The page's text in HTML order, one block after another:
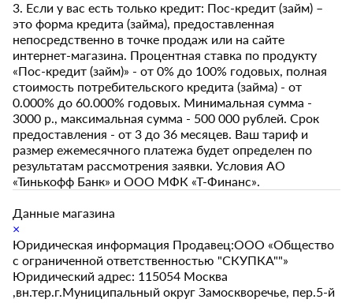
3. Если у вас есть только кредит: Пос-кредит (займ) –
это форма кредита (займа), предоставленная
непосредственно в точке продаж или на сайте
интернет-магазина. Процентная ставка по продукту
«Пос-кредит (займ)» - от 0% до 100% годовых, полная
стоимость потребительского кредита (займа) - от
0.000% до 60.000% годовых. Минимальная сумма -
3000 р., максимальная сумма - 500 000 рублей. Срок
предоставления - от 3 до 36 месяцев. Ваш тариф и
размер ежемесячного платежа будет определен по
результатам рассмотрения заявки. Условия АО
«Тинькофф Банк» и ООО МФК «Т-Финанс».
Данные магазина
×
Юридическая информация Продавец:ООО «Общество
с ограниченной ответственностью "СКУПКА""»
Юридический адрес: 115054 Москва
,вн.тер.г.Муниципальный округ Замоскворечье, пер.5-й